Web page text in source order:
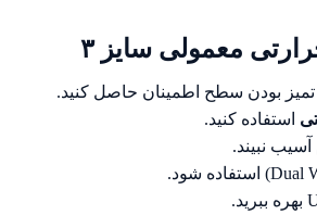
معمولی سایز ۳
بودن سطح اطمینان حاصل کنید.
استفاده کنید.
نبیند.